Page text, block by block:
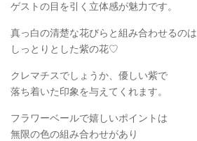
ゲストの目を引く立体感が魅力です。
真っ白の清楚な花びらと組み合わせるのは
しっとりとした紫の花♡
クレマチスでしょうか、優しい紫で
落ち着いた印象を与えてくれます。
フラワーベールで嬉しいポイントは
無限の色の組み合わせがあり